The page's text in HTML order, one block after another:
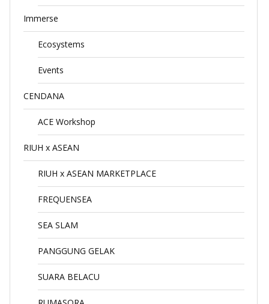
Immerse
Ecosystems
Events
CENDANA
ACE Workshop
RIUH x ASEAN
RIUH x ASEAN MARKETPLACE
FREQUENSEA
SEA SLAM
PANGGUNG GELAK
SUARA BELACU